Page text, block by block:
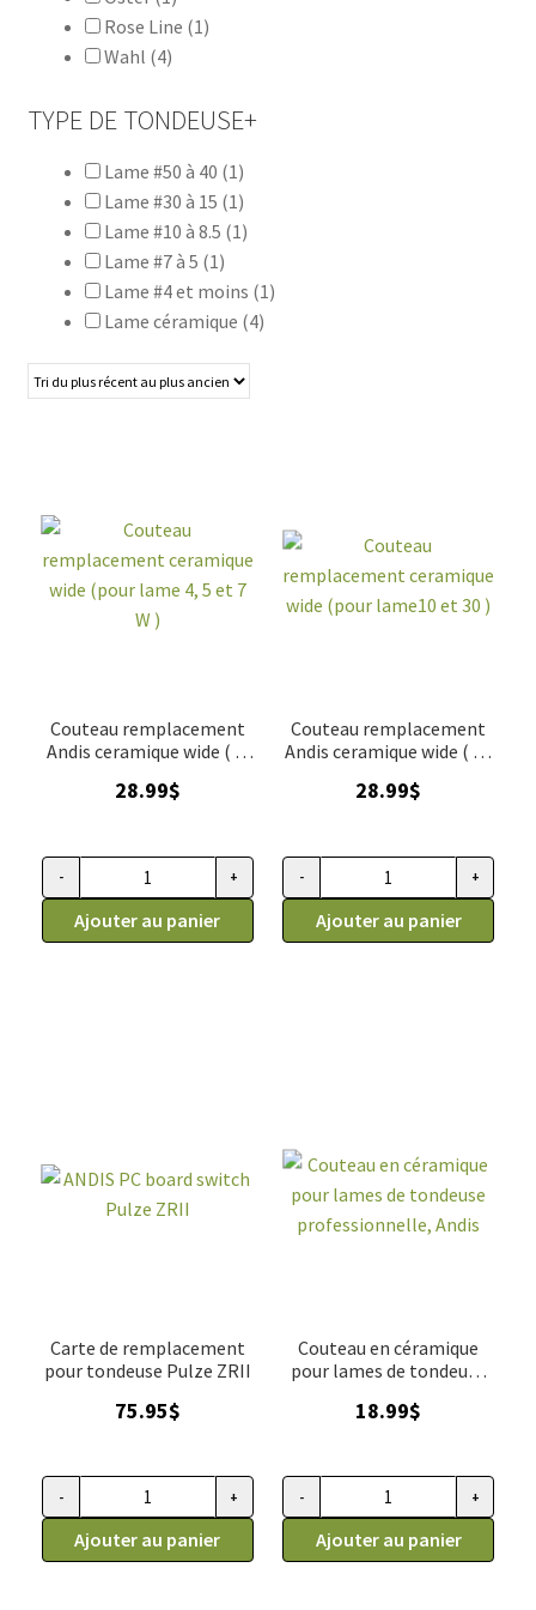
Rose Line (1)
Wahl (4)
TYPE DE TONDEUSE+
Lame #50 à 40 (1)
Lame #30 à 15 (1)
Lame #10 à 8.5 (1)
Lame #7 à 5 (1)
Lame #4 et moins (1)
Lame céramique (4)
Couteau remplacement
Andis ceramique wide ( 4,
28.99$
quantité de Couteau remplacement ceramique wide (pour
- +
Ajouter au panier
Couteau remplacement
Andis ceramique wide ( 10
28.99$
quantité de Couteau
- +
Ajouter au panier
Carte de remplacement
pour tondeuse Pulze ZRII
75.95$
quantité de ANDIS PC board switch Pulze ZRII
- +
Ajouter au panier
Couteau en céramique
pour lames de tondeuse
18.99$
quantité de Couteau en
- +
Ajouter au panier